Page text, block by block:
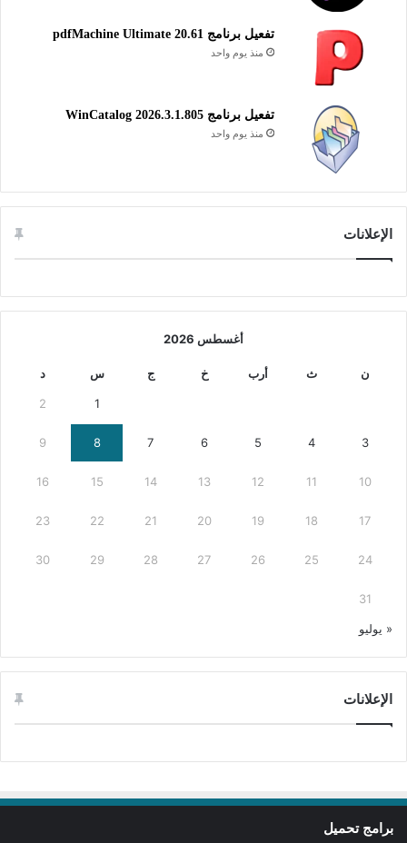
تفعيل برنامج pdfMachine Ultimate 20.61
منذ يوم واحد
تفعيل برنامج WinCatalog 2026.3.1.805
منذ يوم واحد
الإعلانات
أغسطس 2026
ن ث أرب خ ج س د
1
2
3
4
5
6
7
8
9
10
11
12
13
14
15
16
17
18
19
20
21
22
23
24
25
26
27
28
29
30
31
« يوليو
الإعلانات
برامج تحميل